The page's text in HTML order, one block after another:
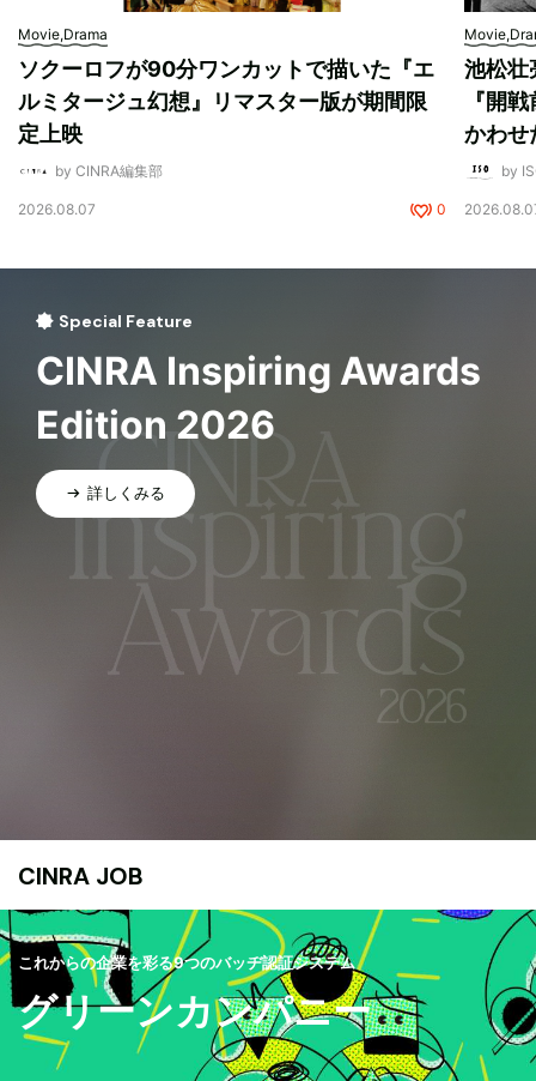
Movie,Drama
ソクーロフが90分ワンカットで描いた『エ
ルミタージュ幻想』リマスター版が期間限
定上映
by CINRA編集部
2026.08.07 0
池松壮
『開
かわせ
by
Special Feature
CINRA Inspiring Awards
Edition 2026
詳しくみる
CINRA JOB
これからの企業を彩る9つのバッヂ認証システム
グリーンカンパニー